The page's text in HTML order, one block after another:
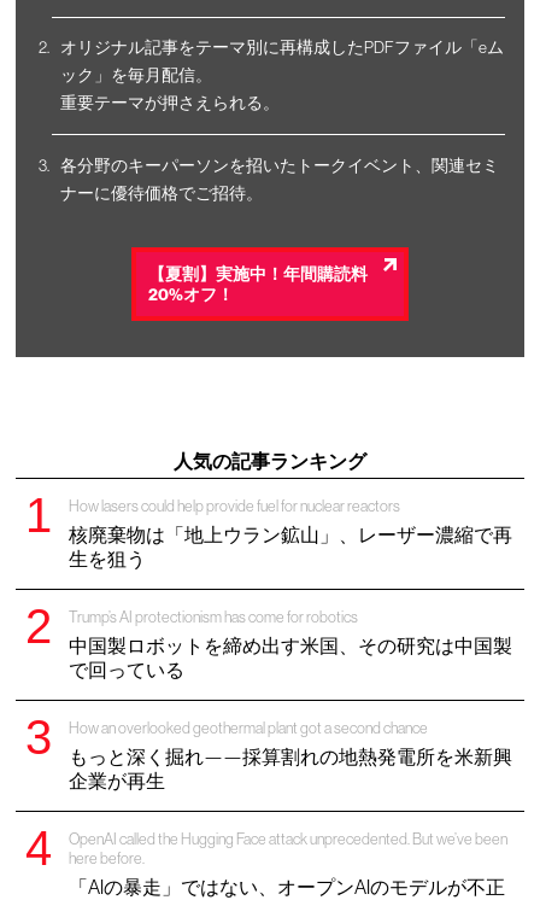
オリジナル記事をテーマ別に再構成したPDFファイル「eム
ック」を毎月配信。
重要テーマが押さえられる。
各分野のキーパーソンを招いたトークイベント、関連セミ
ナーに優待価格でご招待。
【夏割】実施中！年間購読料
20%オフ！
人気の記事ランキング
How lasers could help provide fuel for nuclear reactors
核廃棄物は「地上ウラン鉱山」、レーザー濃縮で再
生を狙う
Trump’s AI protectionism has come for robotics
中国製ロボットを締め出す米国、その研究は中国製
で回っている
How an overlooked geothermal plant got a second chance
もっと深く掘れ——採算割れの地熱発電所を米新興
企業が再生
OpenAI called the Hugging Face attack unprecedented. But we’ve been
here before.
「AIの暴走」ではない、オープンAIのモデルが不正